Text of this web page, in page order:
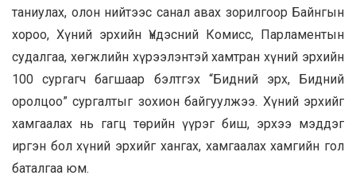
таниулах, олон нийтээс санал авах зорилгоор Байнгын
хороо, Хүний эрхийн Үндэсний Комисс, Парламентын
судалгаа, хөгжлийн хүрээлэнтэй хамтран хүний эрхийн
100 сургагч багшаар бэлтгэх “Бидний эрх, Бидний
оролцоо” сургалтыг зохион байгуулжээ. Хүний эрхийг
хамгаалах нь гагц төрийн үүрэг биш, эрхээ мэддэг
иргэн бол хүний эрхийг хангах, хамгаалах хамгийн гол
баталгаа юм.